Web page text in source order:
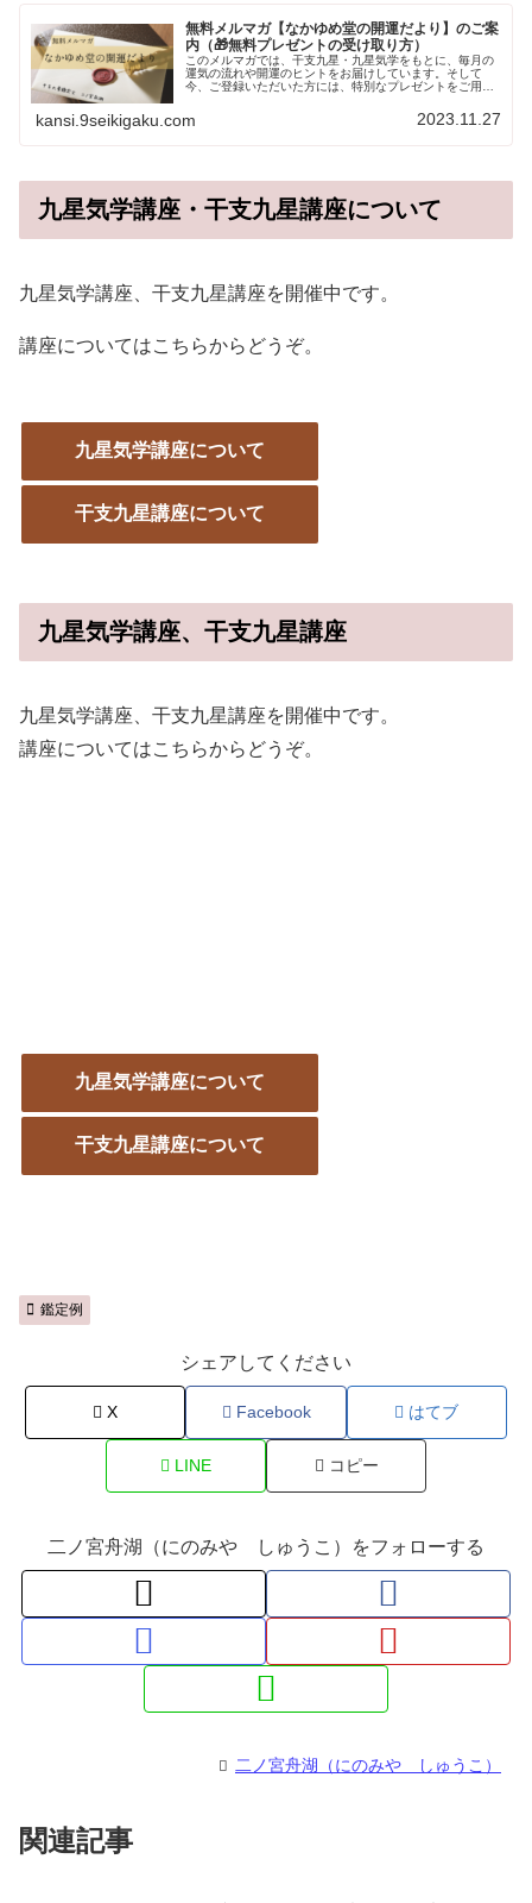
無料メルマガ【なかゆめ堂の開運だより】のご案
内（🎁無料プレゼントの受け取り方）
このメルマガでは、干支九星・九星気学をもとに、毎月の
運気の流れや開運のヒントをお届けしています。そして
今、ご登録いただいた方には、特別なプレゼントをご用意
kansi.9seikigaku.com 2023.11.27
九星気学講座・干支九星講座について
九星気学講座、干支九星講座を開催中です。
講座についてはこちらからどうぞ。
九星気学講座について
干支九星講座について
九星気学講座、干支九星講座
九星気学講座、干支九星講座を開催中です。
講座についてはこちらからどうぞ。
九星気学講座について
干支九星講座について
鑑定例
シェアしてください
X Facebook はてブ
LINE コピー
二ノ宮舟湖（にのみや しゅうこ）をフォローする
二ノ宮舟湖（にのみや しゅうこ）
関連記事